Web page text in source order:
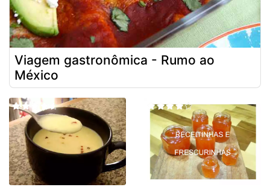
Viagem gastronômica - Rumo ao
México